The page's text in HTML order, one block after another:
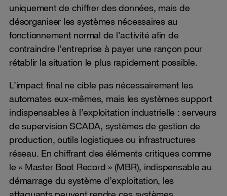
uniquement de chiffrer des données, mais de
désorganiser les systèmes nécessaires au
fonctionnement normal de l’activité afin de
contraindre l’entreprise à payer une rançon pour
rétablir la situation le plus rapidement possible.
L’impact final ne cible pas nécessairement les
automates eux-mêmes, mais les systèmes support
indispensables à l’exploitation industrielle : serveurs
de supervision SCADA, systèmes de gestion de
production, outils logistiques ou infrastructures
réseau. En chiffrant des éléments critiques comme
le « Master Boot Record » (MBR), indispensable au
démarrage du système d’exploitation, les